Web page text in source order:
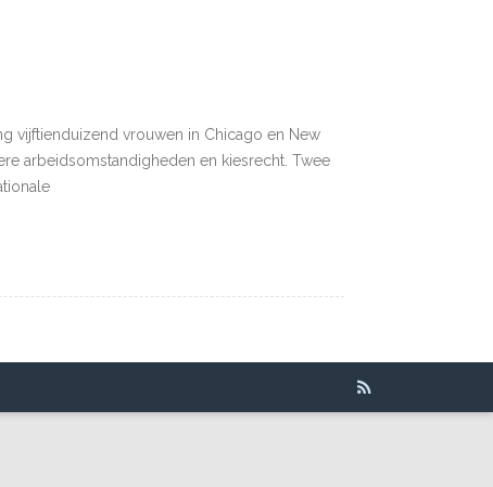
vijftienduizend vrouwen in Chicago en New
arbeidsomstandigheden en kiesrecht. Twee